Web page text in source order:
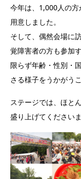
今年は、1,000人の
用意しました。
そして、偶然会場に
覚障害者の方も参加
限らず年齢・性別・
さる様子をうかがう
ステージでは、ほと
盛り上げてくださいま